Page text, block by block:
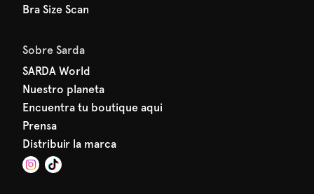
Bra Size Scan
Sobre Sarda
SARDA World
Nuestro planeta
Encuentra tu boutique aqui
Prensa
Distribuir la marca